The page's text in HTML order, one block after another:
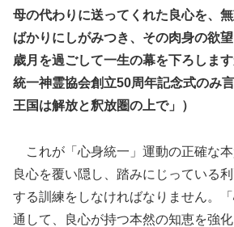
母の代わりに送ってくれた良心を、
ばかりにしがみつき、その肉身の欲
歳月を過ごして一生の幕を下ろしま
統一神霊協会創立50周年記念式のみ
王国は解放と釈放圏の上で」）
これが「心身統一」運動の正確な本
良心を覆い隠し、踏みにじっている
する訓練をしなければなりません。
通して、良心が持つ本然の知恵を強